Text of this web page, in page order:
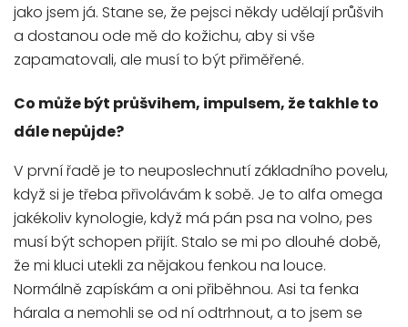
jako jsem já. Stane se, že pejsci někdy udělají průšvih
a dostanou ode mě do kožichu, aby si vše
zapamatovali, ale musí to být přiměřené.
Co může být průšvihem, impulsem, že takhle to
dále nepůjde?
V první řadě je to neuposlechnutí základního povelu,
když si je třeba přivolávám k sobě. Je to alfa omega
jakékoliv kynologie, když má pán psa na volno, pes
musí být schopen přijít. Stalo se mi po dlouhé době,
že mi kluci utekli za nějakou fenkou na louce.
Normálně zapískám a oni přiběhnou. Asi ta fenka
hárala a nemohli se od ní odtrhnout, a to jsem se